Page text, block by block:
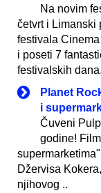
Na novim
četvrt i Limanski
festivala
i poseti 7
festivalskih
Planet
i
Čuveni
godine!
Džervisa
njihovog ..